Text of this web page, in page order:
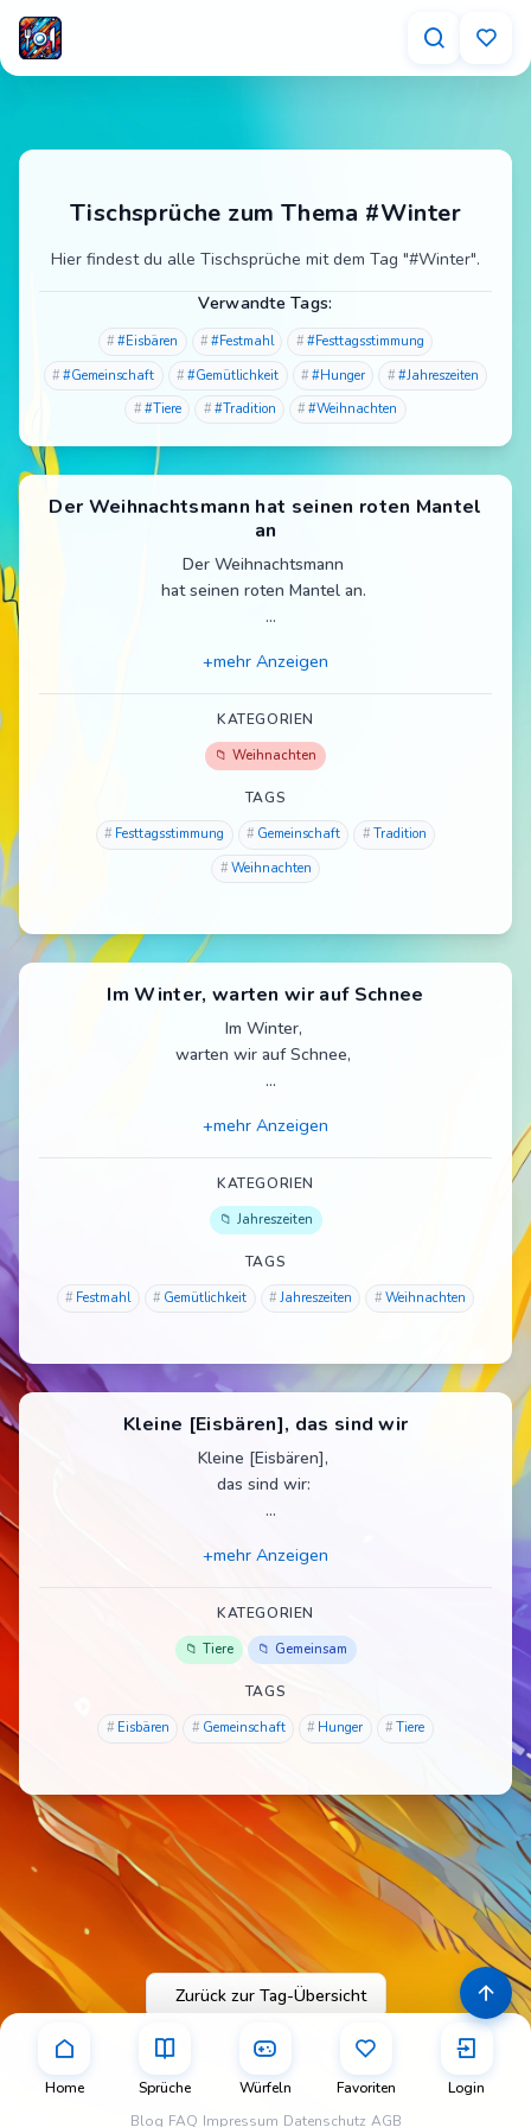
Tischsprüche zum Thema #Winter
Hier findest du alle Tischsprüche mit dem Tag "#Winter".
Verwandte Tags:
#Eisbären #Festmahl
#Festtagsstimmung
#Gemeinschaft
#Gemütlichkeit #Hunger
#Jahreszeiten
#Tiere
#Tradition #Weihnachten
Der Weihnachtsmann hat seinen roten Mantel
an
Der Weihnachtsmann
hat seinen roten Mantel an.
doch wir sitzen am Tisch bereit.
Komm und iss mit uns mit,
guten Appetit.
+mehr Anzeigen
KATEGORIEN
Weihnachten
TAGS
Festtagsstimmung Gemeinschaft
Tradition
Weihnachten
Im Winter, warten wir auf Schnee
Im Winter,
warten wir auf Schnee,
JUCHHEEE!
Die Winterzeit
ist wirklich fein,
mein Hunger ist so groß
und gar nicht klein.
Das Essen schmeckt
drum schlagen
wir unseren Bauch jetzt voll!
+mehr Anzeigen
KATEGORIEN
Jahreszeiten
TAGS
Festmahl Gemütlichkeit Jahreszeiten Weihnachten
Kleine [Eisbären], das sind wir
Kleine [Eisbären],
das sind wir:
haben wir.
Der Tisch ist
nun gedeckt.
Wir wünschen,
dass es allen schmeckt.
+mehr Anzeigen
KATEGORIEN
Tiere Gemeinsam
TAGS
Eisbären Gemeinschaft Hunger Tiere
Zurück zur Tag-Übersicht
Home Sprüche Würfeln Favoriten
Login
Blog FAQ Impressum Datenschutz AGB